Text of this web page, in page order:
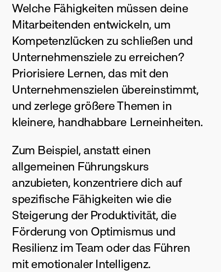
Welche Fähigkeiten müssen deine
Mitarbeitenden entwickeln, um
Kompetenzlücken zu schließen und
Unternehmensziele zu erreichen?
Priorisiere Lernen, das mit den
Unternehmenszielen übereinstimmt,
und zerlege größere Themen in
kleinere, handhabbare Lerneinheiten.
Zum Beispiel, anstatt einen
allgemeinen Führungskurs
anzubieten, konzentriere dich auf
spezifische Fähigkeiten wie die
Steigerung der Produktivität, die
Förderung von Optimismus und
Resilienz im Team oder das Führen
mit emotionaler Intelligenz.